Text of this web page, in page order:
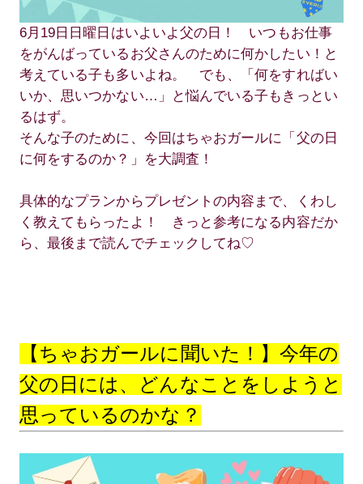
6月19日日曜日はいよいよ父の日！ いつもお仕事
をがんばっているお父さんのために何かしたい！と
考えている子も多いよね。 でも、「何をすればい
いか、思いつかない…」と悩んでいる子もきっとい
るはず。
そんな子のために、今回はちゃおガールに「父の日
に何をするのか？」を大調査！
具体的なプランからプレゼントの内容まで、くわし
く教えてもらったよ！ きっと参考になる内容だか
ら、最後まで読んでチェックしてね♡
【ちゃおガールに聞いた！】今年の
父の日には、どんなことをしようと
思っているのかな？